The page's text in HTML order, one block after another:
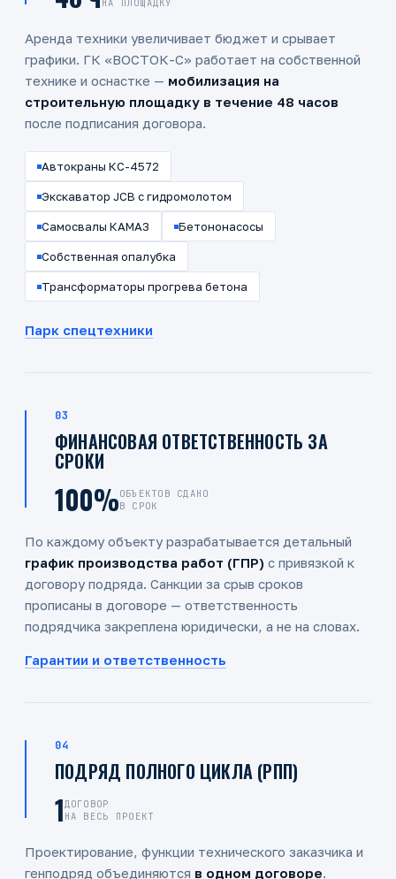
НА ПЛОЩАДКУ
Аренда техники увеличивает бюджет и срывает
графики. ГК «ВОСТОК-С» работает на собственной
технике и оснастке — мобилизация на
строительную площадку в течение 48 часов
после подписания договора.
Автокраны КС-4572
Экскаватор JCB с гидромолотом
Самосвалы КАМАЗ Бетононасосы
Собственная опалубка
Трансформаторы прогрева бетона
Парк спецтехники
03
ФИНАНСОВАЯ ОТВЕТСТВЕННОСТЬ ЗА
СРОКИ
100%ОБЪЕКТОВ СДАНО
В СРОК
По каждому объекту разрабатывается детальный
график производства работ (ГПР) с привязкой к
договору подряда. Санкции за срыв сроков
прописаны в договоре — ответственность
подрядчика закреплена юридически, а не на словах.
Гарантии и ответственность
04
ПОДРЯД ПОЛНОГО ЦИКЛА (РПП)
1ДОГОВОР
НА ВЕСЬ ПРОЕКТ
Проектирование, функции технического заказчика и
генподряд объединяются в одном договоре.